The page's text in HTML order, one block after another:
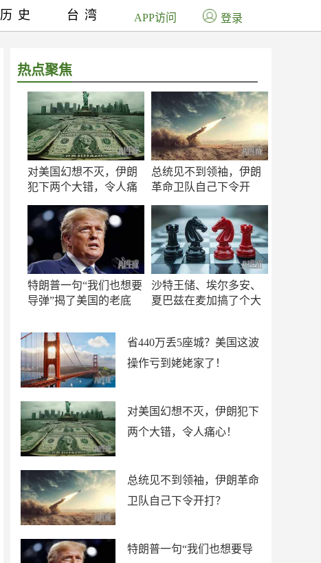
热点聚焦
对美国幻想不灭，伊朗
犯下两个大错，令人痛
总统见不到领袖，伊朗
革命卫队自己下令开
特朗普一句“我们也想要
导弹”揭了美国的老底
沙特王储、埃尔多安、
夏巴兹在麦加搞了个大
省440万丢5座城？美国这波
操作亏到姥姥家了！
对美国幻想不灭，伊朗犯下
两个大错，令人痛心！
总统见不到领袖，伊朗革命
卫队自己下令开打？
特朗普一句“我们也想要导
历史 台湾 APP访问 登录